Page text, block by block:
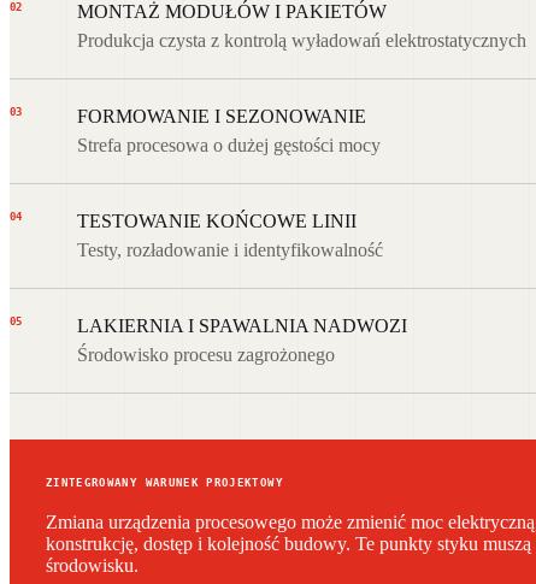
02
MONTAŻ MODUŁÓW I PAKIETÓW
Produkcja czysta z kontrolą wyładowań elektrostatycznych
03
FORMOWANIE I SEZONOWANIE
Strefa procesowa o dużej gęstości mocy
04
TESTOWANIE KOŃCOWE LINII
Testy, rozładowanie i identyfikowalność
05
LAKIERNIA I SPAWALNIA NADWOZI
Środowisko procesu zagrożonego
ZINTEGROWANY WARUNEK PROJEKTOWY
Zmiana urządzenia procesowego może zmienić moc
konstrukcję, dostęp i kolejność budowy. Te punkty styku
środowisku.